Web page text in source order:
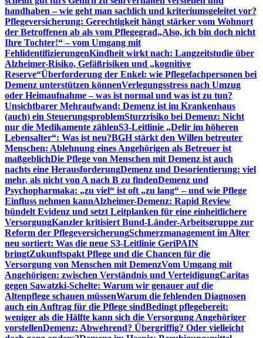
handhaben – wie geht man sachlich und kriteriumsgeleitet vor?
Pflegeversicherung: Gerechtigkeit hängt stärker vom Wohnort
der Betroffenen ab als vom Pflegegrad„Also, ich bin doch nicht
Ihre Tochter!“ – vom Umgang mit
FehlidentifizierungenKindheit wirkt nach: Langzeitstudie über
Alzheimer-Risiko, Gefäßrisiken und „kognitive
Reserve“Überforderung der Enkel: wie Pflegefachpersonen bei
Demenz unterstützen könnenVerlegungsstress nach Umzug
oder Heimaufnahme – was ist normal und was ist zu tun?
Unsichtbarer Mehraufwand: Demenz ist im Krankenhaus
(auch) ein SteuerungsproblemSturzrisiko bei Demenz: Nicht
nur die Medikamente zählenS3-Leitlinie „Delir im höheren
Lebensalter“: Was ist neu?BGH stärkt den Willen betreuter
Menschen: Ablehnung eines Angehörigen als Betreuer ist
maßgeblichDie Pflege von Menschen mit Demenz ist auch
nachts eine HerausforderungDemenz und Desorientierung: viel
mehr, als nicht von A nach B zu findenDemenz und
Psychopharmaka: „zu viel“ ist oft „zu lang“ – und wie Pflege
Einfluss nehmen kannAlzheimer-Demenz: Rapid Review
bündelt Evidenz und setzt Leitplanken für eine einheitlichere
VersorgungKanzler kritisiert Bund-Länder-Arbeitsgruppe zur
Reform der PflegeversicherungSchmerzmanagement im Alter
neu sortiert: Was die neue S3-Leitlinie GeriPAIN
bringtZukunftspakt Pflege und die Chancen für die
Versorgung von Menschen mit DemenzVom Umgang mit
Angehörigen: zwischen Verständnis und VerteidigungCaritas
gegen Sawatzki-Schelte: Warum wir genauer auf die
Altenpflege schauen müssenWarum die fehlenden Diagnosen
auch ein Auftrag für die Pflege sindBedingt pflegebereit:
weniger als die Hälfte kann sich die Versorgung Angehöriger
vorstellenDemenz: Abwehrend? Übergriffig? Oder vielleicht